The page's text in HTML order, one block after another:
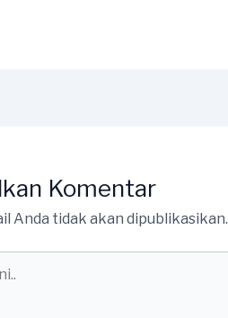
Komentar
Anda tidak akan dipublikasikan.